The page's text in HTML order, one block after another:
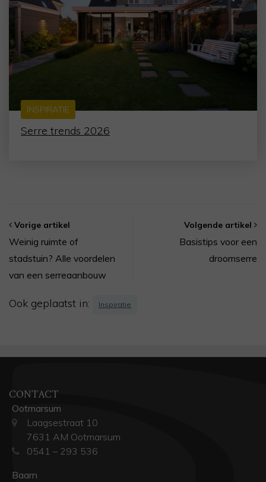
INSPIRATIE
Serre trends 2026
Vorige artikel
Weinig ruimte of
stadstuin? Alle voordelen
van een serreaanbouw
Volgende artikel
Basistips voor een
droomserre
Ook geplaatst in: Inspiratie
CONTACT
Ootmarsum
Laagsestraat 10
7631 AM Ootmarsum
0541 – 293 536
Baarn